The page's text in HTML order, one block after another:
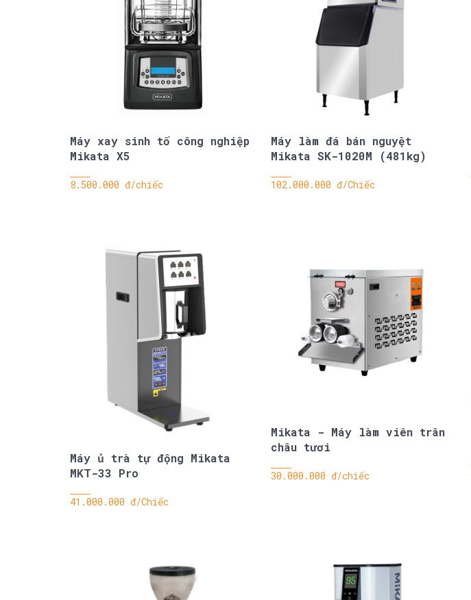
Máy xay sinh tố công nghiệp
Mikata X5
8.500.000 đ/chiếc
Máy làm đá bán nguyệt
Mikata SK-1020M (481kg)
102.000.000 đ/Chiếc
Máy ủ trà tự động Mikata
MKT-33 Pro
41.000.000 đ/Chiếc
Mikata - Máy làm viên trân
châu tươi
30.000.000 đ/chiếc